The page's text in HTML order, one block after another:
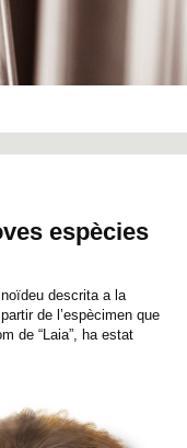
espècies
descrita a la
de l’espècimen que
de “Laia”, ha estat